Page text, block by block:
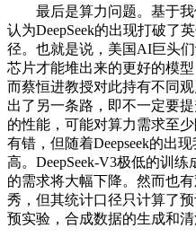
最后是算力问题。基于我
认为DeepSeek的出现打破了
径。也就是说，美国AI巨头
芯片才能堆出来的更好的模
而蔡恒进教授对此持有不同
出了另一条路，即不一定要
的性能，可能对算力需求至
有错，但随着Deepseek的出
高。DeepSeek-V3极低的训
的需求将大幅下降。然而也
秀，但其统计口径只计算了
预实验，合成数据的生成和清